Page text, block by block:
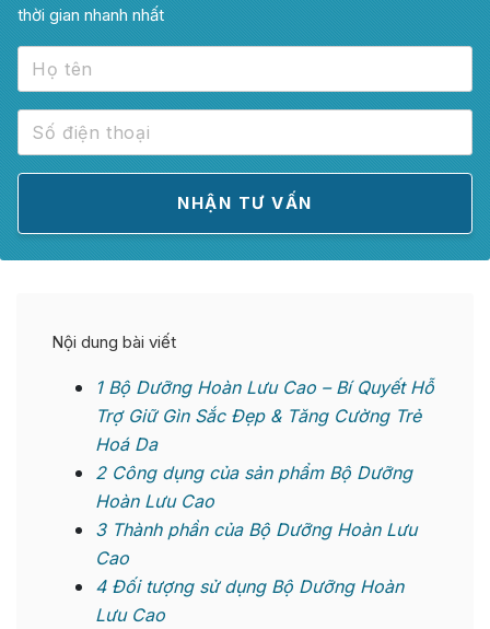
thời gian nhanh nhất
Nội dung bài viết
1Bộ Dưỡng Hoàn Lưu Cao – Bí Quyết Hỗ
Trợ Giữ Gìn Sắc Đẹp & Tăng Cường Trẻ
Hoá Da
2Công dụng của sản phẩm Bộ Dưỡng
Hoàn Lưu Cao
3Thành phần của Bộ Dưỡng Hoàn Lưu
Cao
4Đối tượng sử dụng Bộ Dưỡng Hoàn
Lưu Cao